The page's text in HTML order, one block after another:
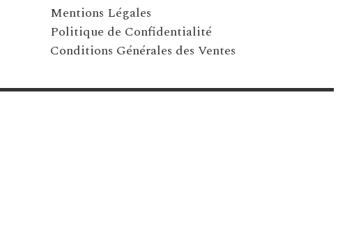
Mentions Légales
Politique de Confidentialité
Conditions Générales des Ventes